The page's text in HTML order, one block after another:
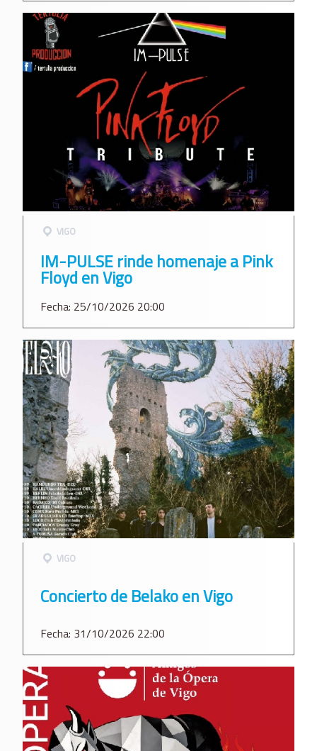
VIGO
IM-PULSE rinde homenaje a Pink
Floyd en Vigo
Fecha: 25/10/2026 20:00
VIGO
Concierto de Belako en Vigo
Fecha: 31/10/2026 22:00